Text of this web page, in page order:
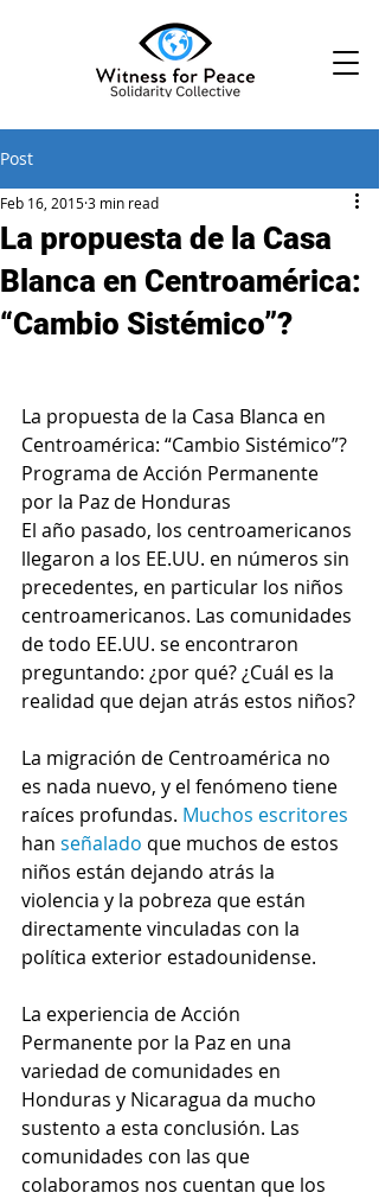
Post
La propuesta de la Casa
Blanca en Centroamérica:
“Cambio Sistémico”?
Feb 16, 20153 min read
La propuesta de la Casa Blanca en
Centroamérica: “Cambio Sistémico”?
Programa de Acción Permanente
por la Paz de Honduras
El año pasado, los centroamericanos
llegaron a los EE.UU. en números sin
precedentes, en particular los niños
centroamericanos. Las comunidades
de todo EE.UU. se encontraron
preguntando: ¿por qué? ¿Cuál es la
realidad que dejan atrás estos niños?
La migración de Centroamérica no
es nada nuevo, y el fenómeno tiene
raíces profundas. Muchos escritores
han señalado que muchos de estos
niños están dejando atrás la
violencia y la pobreza que están
directamente vinculadas con la
política exterior estadounidense.
La experiencia de Acción
Permanente por la Paz en una
variedad de comunidades en
Honduras y Nicaragua da mucho
sustento a esta conclusión. Las
comunidades con las que
colaboramos nos cuentan que los